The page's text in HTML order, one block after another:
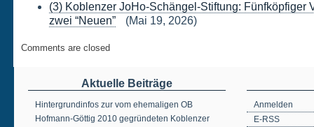
(3) Koblenzer JoHo-Schängel-Stiftung: Fünfköpfiger
zwei “Neuen”
(Mai 19, 2026)
Comments are closed
Aktuelle Beiträge
Hintergrundinfos zur vom ehemaligen OB
Hofmann-Göttig 2010 gegründeten Koblenzer
Anmelden
E-RSS